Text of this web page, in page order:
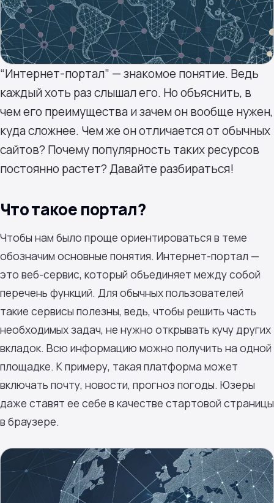
“Интернет-портал” — знакомое понятие. Ведь
каждый хоть раз слышал его. Но объяснить, в
чем его преимущества и зачем он вообще нужен,
куда сложнее. Чем же он отличается от обычных
сайтов? Почему популярность таких ресурсов
постоянно растет? Давайте разбираться!
Что такое портал?
Чтобы нам было проще ориентироваться в теме
обозначим основные понятия. Интернет-портал —
это веб-сервис, который объединяет между собой
перечень функций. Для обычных пользователей
такие сервисы полезны, ведь, чтобы решить часть
необходимых задач, не нужно открывать кучу других
вкладок. Всю информацию можно получить на одной
площадке. К примеру, такая платформа может
включать почту, новости, прогноз погоды. Юзеры
даже ставят ее себе в качестве стартовой страницы
в браузере.